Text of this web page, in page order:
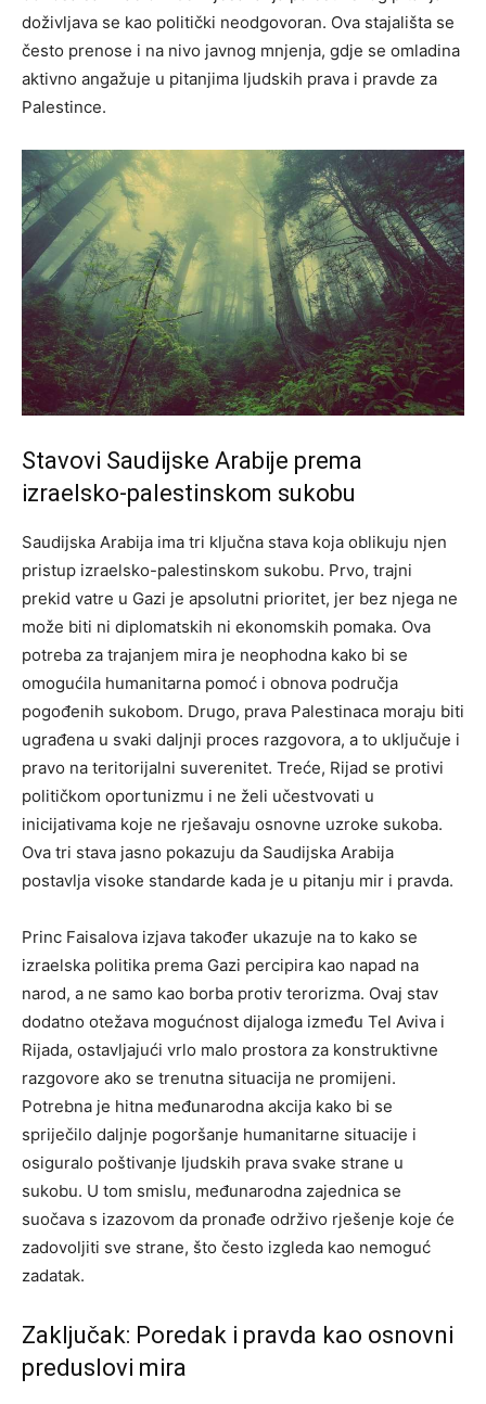
doživljava se kao politički neodgovoran. Ova stajališta se
često prenose i na nivo javnog mnjenja, gdje se omladina
aktivno angažuje u pitanjima ljudskih prava i pravde za
Palestince.
Stavovi Saudijske Arabije prema
izraelsko-palestinskom sukobu
Saudijska Arabija ima tri ključna stava koja oblikuju njen
pristup izraelsko-palestinskom sukobu. Prvo, trajni
prekid vatre u Gazi je apsolutni prioritet, jer bez njega ne
može biti ni diplomatskih ni ekonomskih pomaka. Ova
potreba za trajanjem mira je neophodna kako bi se
omogućila humanitarna pomoć i obnova područja
pogođenih sukobom. Drugo, prava Palestinaca moraju biti
ugrađena u svaki daljnji proces razgovora, a to uključuje i
pravo na teritorijalni suverenitet. Treće, Rijad se protivi
političkom oportunizmu i ne želi učestvovati u
inicijativama koje ne rješavaju osnovne uzroke sukoba.
Ova tri stava jasno pokazuju da Saudijska Arabija
postavlja visoke standarde kada je u pitanju mir i pravda.
Princ Faisalova izjava također ukazuje na to kako se
izraelska politika prema Gazi percipira kao napad na
narod, a ne samo kao borba protiv terorizma. Ovaj stav
dodatno otežava mogućnost dijaloga između Tel Aviva i
Rijada, ostavljajući vrlo malo prostora za konstruktivne
razgovore ako se trenutna situacija ne promijeni.
Potrebna je hitna međunarodna akcija kako bi se
spriječilo daljnje pogoršanje humanitarne situacije i
osiguralo poštivanje ljudskih prava svake strane u
sukobu. U tom smislu, međunarodna zajednica se
suočava s izazovom da pronađe održivo rješenje koje će
zadovoljiti sve strane, što često izgleda kao nemoguć
zadatak.
Zaključak: Poredak i pravda kao osnovni
preduslovi mira